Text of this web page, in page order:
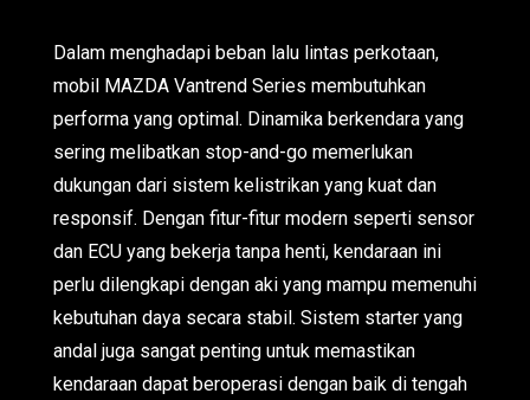
Dalam menghadapi beban lalu lintas perkotaan,
mobil MAZDA Vantrend Series membutuhkan
performa yang optimal. Dinamika berkendara yang
sering melibatkan stop-and-go memerlukan
dukungan dari sistem kelistrikan yang kuat dan
responsif. Dengan fitur-fitur modern seperti sensor
dan ECU yang bekerja tanpa henti, kendaraan ini
perlu dilengkapi dengan aki yang mampu memenuhi
kebutuhan daya secara stabil. Sistem starter yang
andal juga sangat penting untuk memastikan
kendaraan dapat beroperasi dengan baik di tengah